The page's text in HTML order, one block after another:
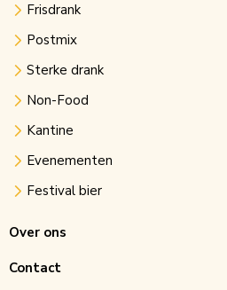
Frisdrank
Postmix
Sterke drank
Non-Food
Kantine
Evenementen
Festival bier
Over ons
Contact